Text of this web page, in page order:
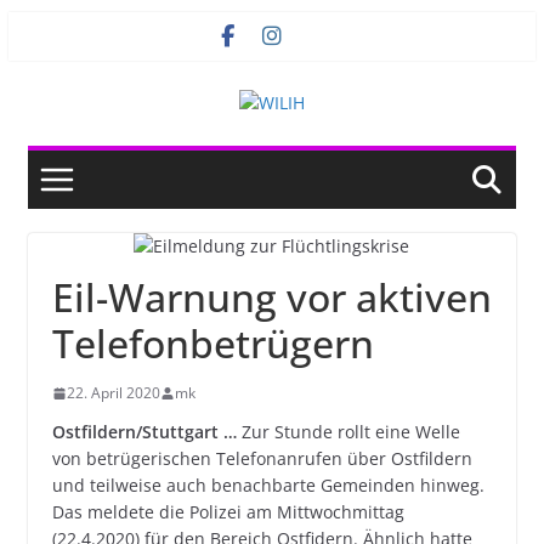
Eil-Warnung vor aktiven
Telefonbetrügern
22. April 2020 mk
Ostfildern/Stuttgart …Zur Stunde rollt eine Welle
von betrügerischen Telefonanrufen über Ostfildern
und teilweise auch benachbarte Gemeinden hinweg.
Das meldete die Polizei am Mittwochmittag
(22.4.2020) für den Bereich Ostfidern. Ähnlich hatte